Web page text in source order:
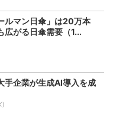
ルマン日傘」は20万本
がる日傘需要（1...
企業が生成AI導入を成
)